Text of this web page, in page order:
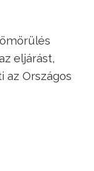
eljárást,
az Országos